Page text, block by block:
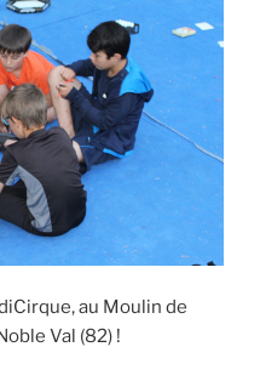
au Moulin de
Val (82) !